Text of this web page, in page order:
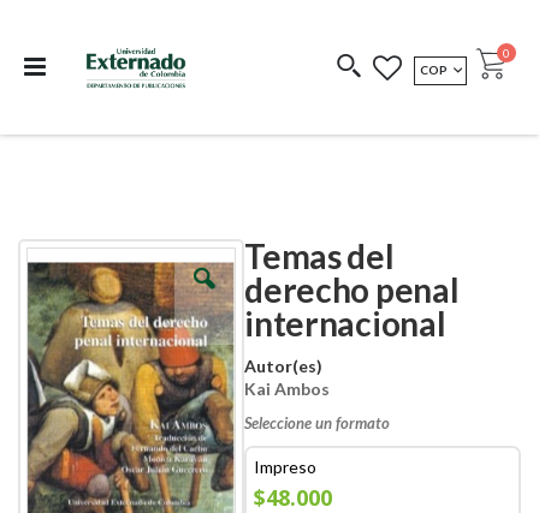
COEDICIONES REDIMIR CÓDIGO
MONEDA
COP Cart
0
Temas del
derecho penal
internacional
Autor(es)
Kai Ambos
Seleccione un formato
Impreso
$48.000
Skip
to
the
end
of
the
images
gallery
Skip
to
the
beginning
of
the
images
gallery